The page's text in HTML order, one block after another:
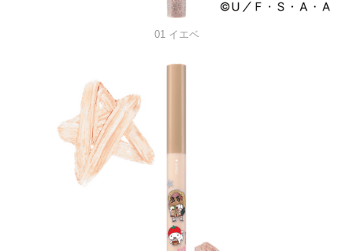
01 イエベ